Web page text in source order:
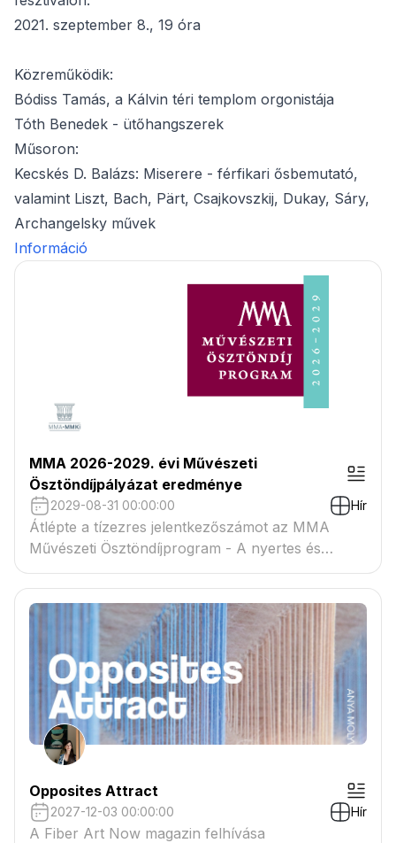
2021. szeptember 8., 19 óra
Közreműködik:
Bódiss Tamás, a Kálvin téri templom orgonistája
Tóth Benedek - ütőhangszerek
Műsoron:
Kecskés D. Balázs: Miserere - férfikari ősbemutató,
valamint Liszt, Bach, Pärt, Csajkovszkij, Dukay, Sáry,
Archangelsky művek
Információ
MMA 2026-2029. évi Művészeti
Ösztöndíjpályázat eredménye
2029-08-31 00:00:00 Hír
Átlépte a tízezres jelentkezőszámot az MMA
Művészeti Ösztöndíjprogram - A nyertes és
tartaléklistás pályázók névsora megtekinthető a
csatolmányban
Opposites Attract
2027-12-03 00:00:00 Hír
A Fiber Art Now magazin felhívása